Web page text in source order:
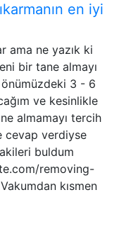
en iyi
ama ne yazık ki
bir tane almayı
önümüzdeki 3 - 6
ve kesinlikle
almamayı tercih
cevap verdiyse
buldum
removing-
kısmen